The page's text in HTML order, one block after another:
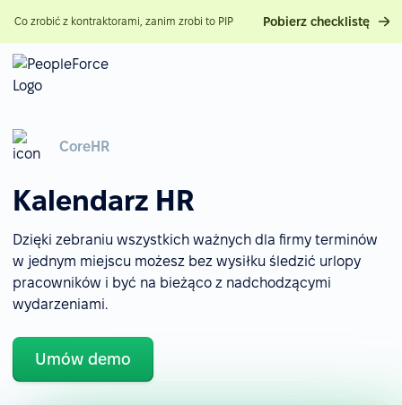
Co zrobić z kontraktorami, zanim zrobi to PIP Pobierz checklistę
CoreHR
Kalendarz HR
Dzięki zebraniu wszystkich ważnych dla firmy terminów
w jednym miejscu możesz bez wysiłku śledzić urlopy
pracowników i być na bieżąco z nadchodzącymi
wydarzeniami.
Umów demo